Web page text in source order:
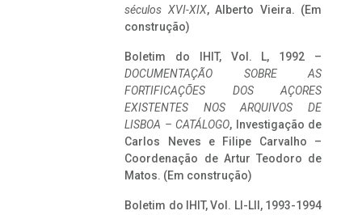
séculos XVI-XIX, Alberto Vieira. (Em
construção)
Boletim do IHIT, Vol. L, 1992 –
DOCUMENTAÇÃO SOBRE AS
FORTIFICAÇÕES DOS AÇORES
EXISTENTES NOS ARQUIVOS DE
LISBOA – CATÁLOGO, Investigação de
Carlos Neves e Filipe Carvalho –
Coordenação de Artur Teodoro de
Matos. (Em construção)
Boletim do IHIT, Vol. LI-LII, 1993-1994